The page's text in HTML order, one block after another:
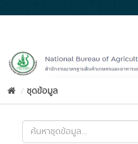
to
ชุดข้อมูล